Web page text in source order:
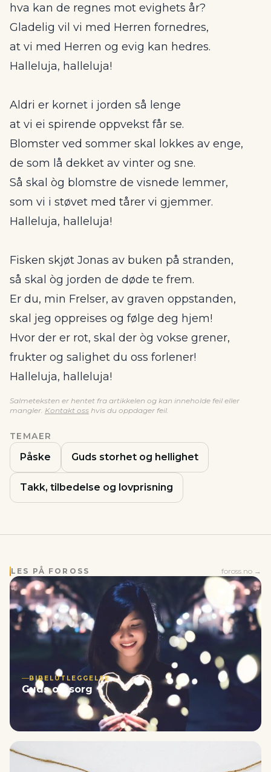
hva kan de regnes mot evighets år?
Gladelig vil vi med Herren fornedres,
at vi med Herren og evig kan hedres.
Halleluja, halleluja!
Aldri er kornet i jorden så lenge
at vi ei spirende oppvekst får se.
Blomster ved sommer skal lokkes av enge,
de som lå dekket av vinter og sne.
Så skal òg blomstre de visnede lemmer,
som vi i støvet med tårer vi gjemmer.
Halleluja, halleluja!
Fisken skjøt Jonas av buken på stranden,
så skal òg jorden de døde te frem.
Er du, min Frelser, av graven oppstanden,
skal jeg oppreises og følge deg hjem!
Hvor der er rot, skal der òg vokse grener,
frukter og salighet du oss forlener!
Halleluja, halleluja!
Salmeteksten er hentet fra artikkelen og kan inneholde feil eller
mangler. Kontakt oss hvis du oppdager feil.
TEMAER
Påske Guds storhet og hellighet
Takk, tilbedelse og lovprisning
LES PÅ FOROSS foross.no →
BIBELUTLEGGELSE
Guds omsorg